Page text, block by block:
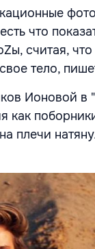
что
считая,
тело,
Ионовой в
как
плечи